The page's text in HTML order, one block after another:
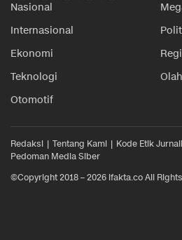
Nasional
Internasional
Ekonomi
Teknologi
Otomotif
Redaksi Tentang Kami Kode Etik
Pedoman Media Siber
©Copyright 2018 – 2026 ifakta.co All